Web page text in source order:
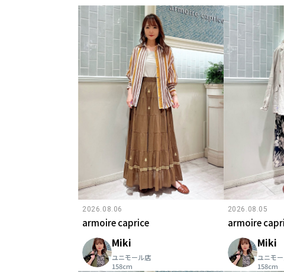
2026.08.06
armoire caprice
Miki
ユニモール店
158cm
2026.08.05
armoire
Miki
ユニモ
158cm